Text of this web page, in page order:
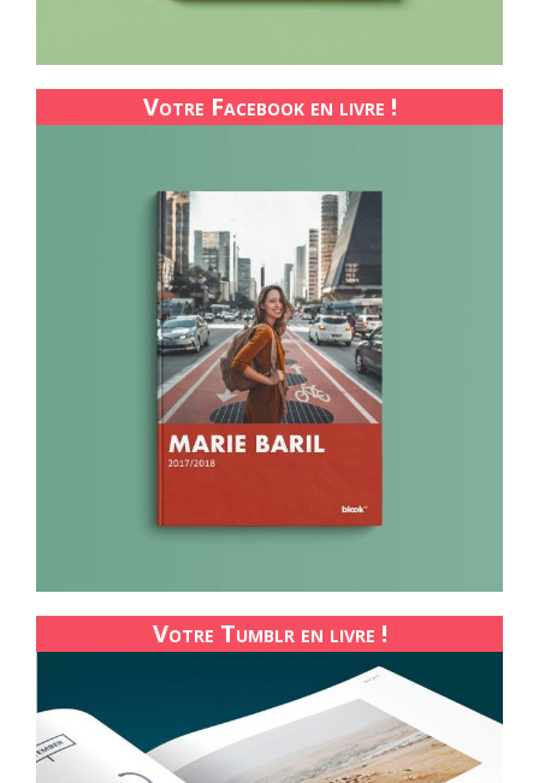
Votre Facebook en livre !
Votre Tumblr en livre !